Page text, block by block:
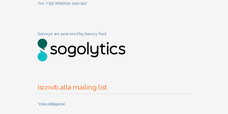
Tel: (+39) 0690091 349/412
Surveys are powered by Survey Tool
Iscriviti alla mailing list
*Dati obbligatori